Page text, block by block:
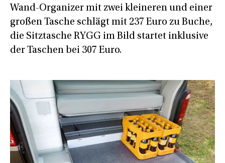
Wand-Organizer mit zwei kleineren und einer
großen Tasche schlägt mit 237 Euro zu Buche,
die Sitztasche RYGG im Bild startet inklusive
der Taschen bei 307 Euro.